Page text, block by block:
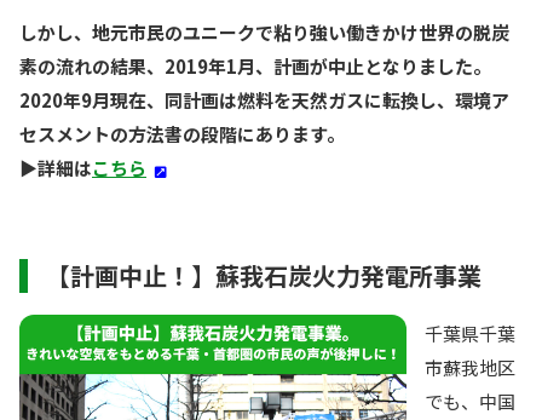
しかし、地元市民のユニークで粘り強い働きかけ世界の脱炭
素の流れの結果、2019年1月、計画が中止となりました。
2020年9月現在、同計画は燃料を天然ガスに転換し、環境ア
セスメントの方法書の段階にあります。
▶︎詳細はこちら
【計画中止！】蘇我石炭火力発電所事業
千葉県千葉
市蘇我地区
でも、中国